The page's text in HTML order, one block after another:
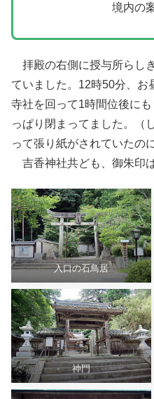
境内の案内
拝殿の右側に授与所らし
ていました。12時50分、お
寺社を回って1時間位後に
っぱり閉まってました。（
って張り紙がされていたのに
吉香神社共ども、御朱印
入口の石鳥居
神門